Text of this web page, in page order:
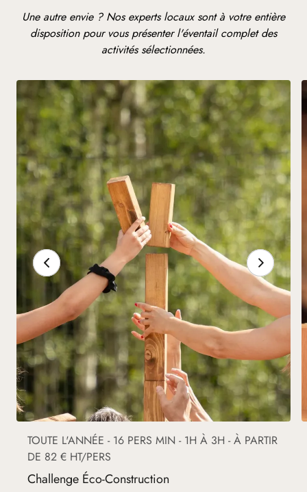
Une autre envie ? Nos experts locaux sont à votre entière
disposition pour vous présenter l'éventail complet des
activités sélectionnées.
TOUTE L'ANNÉE - 16 PERS MIN - 1H À 3H - À PARTIR
DE 82 € HT/PERS
Challenge Éco-Construction